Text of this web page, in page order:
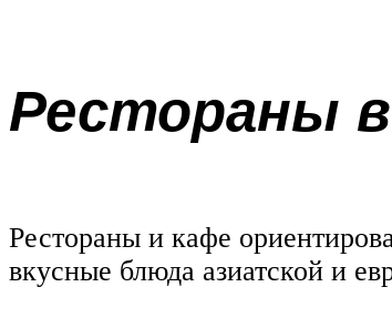
Рестораны
Рестораны и кафе
вкусные блюда азиатской и